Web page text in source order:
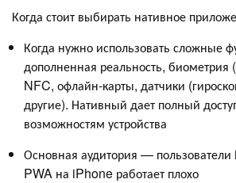
Когда стоит выбирать нативное
Когда нужно использовать сложные
дополненная реальность,
NFC, офлайн-карты, датчики
другие). Нативный дает полный
возможностям устройства
Основная аудитория — пользователи
PWA на iPhone работает плохо